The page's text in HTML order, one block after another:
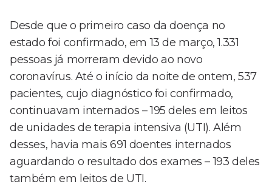
Desde que o primeiro caso da doença no
estado foi confirmado, em 13 de março, 1.331
pessoas já morreram devido ao novo
coronavírus. Até o início da noite de ontem, 537
pacientes, cujo diagnóstico foi confirmado,
continuavam internados – 195 deles em leitos
de unidades de terapia intensiva (UTI). Além
desses, havia mais 691 doentes internados
aguardando o resultado dos exames – 193 deles
também em leitos de UTI.